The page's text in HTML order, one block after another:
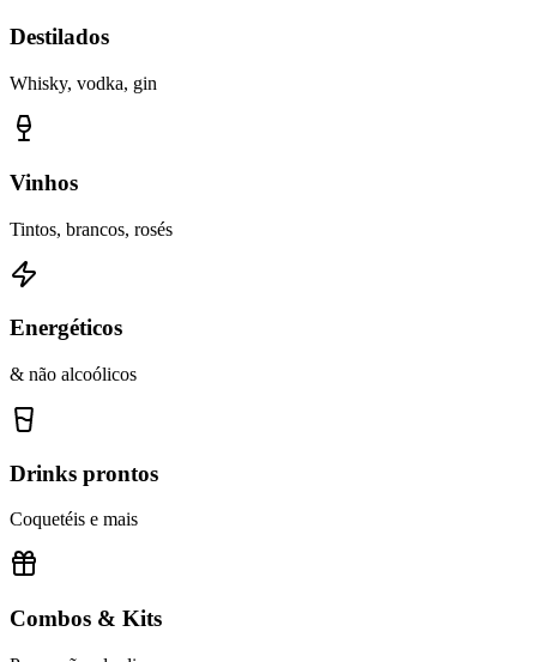
Destilados
Whisky, vodka, gin
Vinhos
Tintos, brancos, rosés
Energéticos
& não alcoólicos
Drinks prontos
Coquetéis e mais
Combos & Kits